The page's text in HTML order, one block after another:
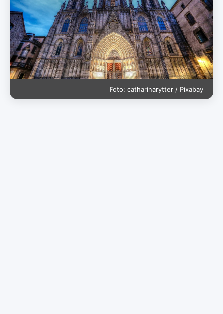
Foto: catharinarytter / Pixabay